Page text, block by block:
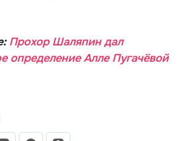
Прохор Шаляпин дал
определение Алле Пугачёвой